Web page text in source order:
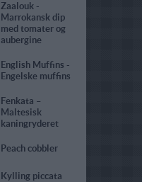
Zaalouk -
Marrokansk dip
med tomater og
aubergine
English Muffins -
Engelske muffins
Fenkata –
Maltesisk
kaningryderet
Peach cobbler
Kylling piccata